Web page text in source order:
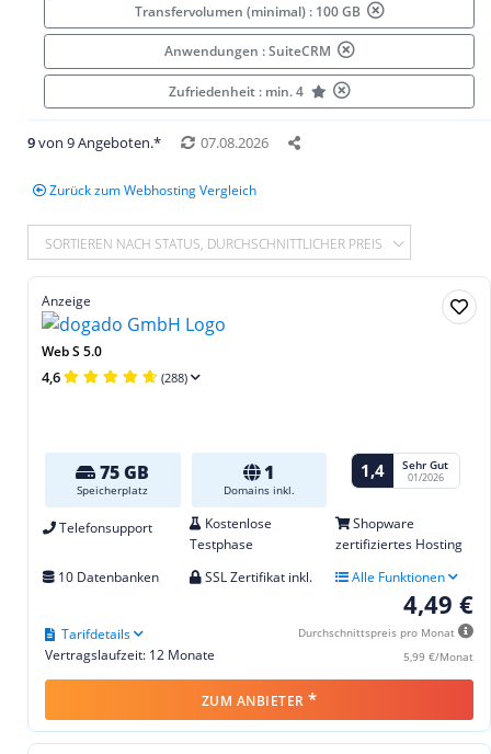
Transfervolumen (minimal) : 100 GB
Anwendungen : SuiteCRM
Zufriedenheit : min. 4
9von 9 Angeboten.* 07.08.2026
Zurück zum Webhosting Vergleich
SORTIEREN NACH STATUS, DURCHSCHNITTLICHER PREIS
Anzeige
Web S 5.0
4,6 (288)
75 GB
Speicherplatz
1
Domains inkl.
1,4 Sehr Gut
01/2026
Telefonsupport
Kostenlose
Testphase
Shopware
zertifiziertes Hosting
10 Datenbanken
SSL Zertifikat inkl. Alle Funktionen
4,49 €
Durchschnittspreis pro Monat
5,99 €/Monat
Vertragslaufzeit: 12 Monate
Tarifdetails
ZUM ANBIETER *